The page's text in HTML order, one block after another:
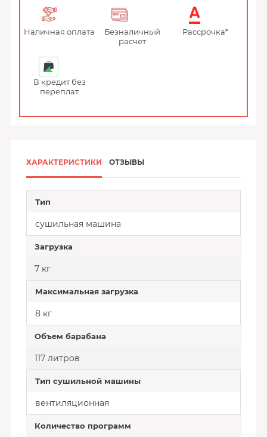
Наличная оплата
Безналичный
расчет
Рассрочка*
В кредит без
переплат
ХАРАКТЕРИСТИКИ ОТЗЫВЫ
Тип
сушильная машина
Загрузка
7 кг
Максимальная загрузка
8 кг
Объем барабана
117 литров
Тип сушильной машины
вентиляционная
Количество программ